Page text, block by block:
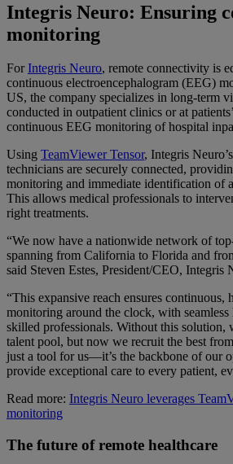
Integris Neuro: Ensuring
monitoring
ForIntegris Neuro, remote connectivity is
continuous electroencephalogram (EEG)
US, the company specializes in long-term
conducted in outpatient clinics or at
continuous EEG monitoring of hospital
Using TeamViewer Tensor, Integris
technicians are securely connected,
monitoring and immediate identification of
This allows medical professionals to
right treatments.
“We now have a nationwide network of
spanning from California to Florida and
said Steven Estes, President/CEO, Integris
“This expansive reach ensures continuous,
monitoring around the clock, with
skilled professionals. Without this solution,
talent pool, but now we recruit the best
just a tool for us—it’s the backbone of our
provide exceptional care to every patient,
Read more: Integris Neuro leverages
monitoring
The future of remote healthcare